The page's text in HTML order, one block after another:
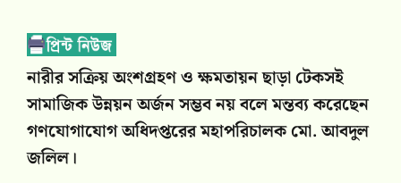
নারীর সক্রিয় অংশগ্রহণ ও ক্ষমতায়ন ছাড়া টেকসই
সামাজিক উন্নয়ন অর্জন সম্ভব নয় বলে মন্তব্য করেছেন
গণযোগাযোগ অধিদপ্তরের মহাপরিচালক মো. আবদুল
জলিল।